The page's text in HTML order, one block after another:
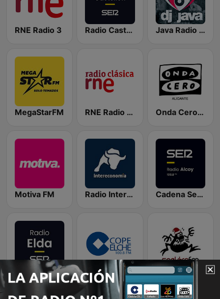
RNE Radio 3 Radio Castellón SER Java Radio Remember
MegaStarFM RNE Radio Clásica Onda Cero Alicante
Motiva FM Radio Intereconomía Cadena Ser (Alcoy)
Radio Elda SER Cadena COPE Elche Spektra FM